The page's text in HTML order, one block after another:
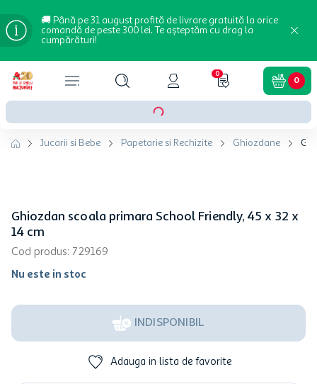
🚚 Până pe 31 august profită de livrare gratuită la orice
comandă de peste 300 lei. Te așteptăm cu drag la
cumpărături!
0
0
Jucarii si Bebe Papetarie si Rechizite Ghiozdane
Ghiozdan scoala primara School Friendly, 45 x 32 x
14 cm
Cod produs: 729169
Nu este in stoc
INDISPONIBIL
Adauga in lista de favorite